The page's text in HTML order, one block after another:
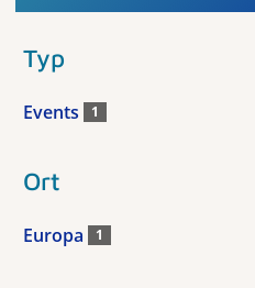
Typ
Events 1
Ort
Europa 1